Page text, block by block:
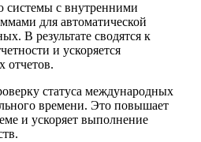
системы с внутренними
для автоматической
В результате сводятся к
и ускоряется
отчетов.
статуса международных
времени. Это повышает
и ускоряет выполнение